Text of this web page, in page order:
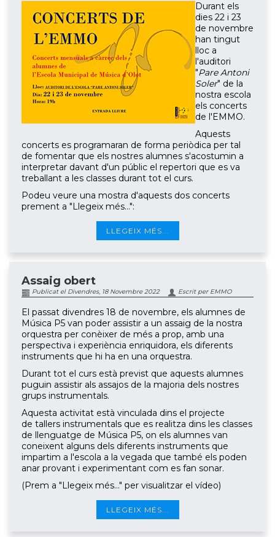
Durant els
dies 22 i 23
de novembre
han tingut
lloc a
l'auditori
"Pare Antoni
Soler" de la
nostra escola
els concerts
de l'EMMO.
Aquests
concerts es programaran de forma periòdica per tal
de fomentar que els nostres alumnes s'acostumin a
interpretar davant d'un públic el repertori que es va
treballant a les classes durant tot el curs.
Podeu veure una mostra d'aquests dos concerts
prement a "Llegeix més...":
LLEGEIX MÉS...
Assaig obert
Publicat el Divendres, 18 Novembre 2022 Escrit per EMMO
El passat divendres 18 de novembre, els alumnes de
Música P5 van poder assistir a un assaig de la nostra
orquestra per conèixer de més a prop, amb una
perspectiva i experiència enriquidora, els diferents
instruments que hi ha en una orquestra.
Durant tot el curs està previst que aquests alumnes
puguin assistir als assajos de la majoria dels nostres
grups instrumentals.
Aquesta activitat està vinculada dins el projecte
de tallers instrumentals que es realitza dins les classes
de llenguatge de Música P5, on els alumnes van
coneixent alguns dels diferents instruments que
impartim a l'escola a la vegada que també els poden
anar provant i experimentant com es fan sonar.
(Prem a "Llegeix més..." per visualitzar el vídeo)
LLEGEIX MÉS...